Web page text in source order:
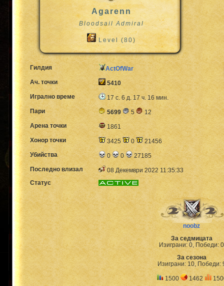
Agarenn
Bloodsail Admiral
Level (80)
Гилдия
ActOfWar
Ач. точки
5410
Игрално време
17 с. 6 д. 17 ч. 16 мин.
Пари
5699 5
12
Арена точки
1861
Хонор точки
3425 0
21456
Убийства
0 0
27185
Последно влизал
08 Декември 2022 11:35:33
Статус
noobz
За седмицата
Изиграни: 0, Победи: 0
За сезона
Изиграни: 10, Победи:
1500 1462